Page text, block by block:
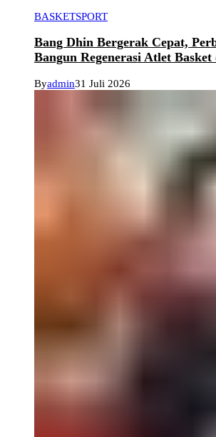
BASKETSPORT
Bang Dhin Bergerak Cepat,
Bangun Regenerasi Atlet
Byadmin31 Juli 2026